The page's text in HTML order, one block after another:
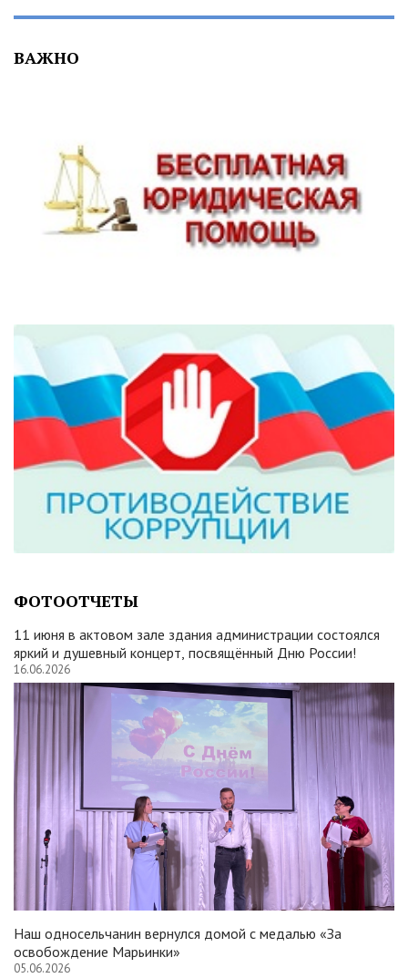
ВАЖНО
ФОТООТЧЕТЫ
11 июня в актовом зале здания администрации состоялся
яркий и душевный концерт, посвящённый Дню России!
16.06.2026
Наш односельчанин вернулся домой с медалью «За
освобождение Марьинки»
05.06.2026